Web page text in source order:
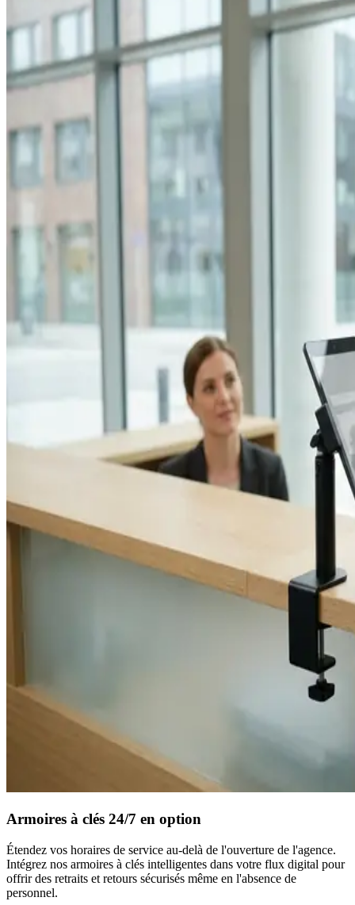
Armoires à clés 24/7 en option
Étendez vos horaires de service au-delà de l'ouverture de l'agence.
Intégrez nos armoires à clés intelligentes dans votre flux digital pour
offrir des retraits et retours sécurisés même en l'absence de
personnel.